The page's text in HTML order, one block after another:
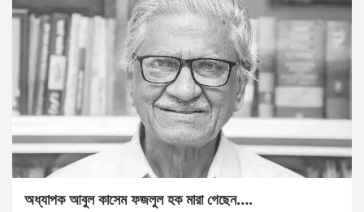
অধ্যাপক আবুল কাসেম ফজলুল হক মারা গেছেন….